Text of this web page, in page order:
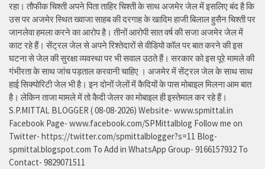
रहा। तौफीक चिश्ती अपने पिता ताहिर चिश्ती के साथ अजमेर जेल में इसलिए बंद है कि
उस पर अजमेर स्थित ख्वाजा साहब की दरगाह के खादिम हाजी बिलाल हुसैन चिश्ती पर
जानलेवा हमला करने का आरोप है। तीनों आरोपी सात वर्ष की सजा अजमेर जेल में
काट रहे हैं। सेंट्रल जेल से अपने रिश्तेदारों से वीडियो कॉल पर बात करने की इस
घटना से जेल की सुरक्षा व्यवस्था पर भी सवाल उठते हैं। सरकार को इस पूरे मामले की
गंभीरता के साथ जांच पड़ताल करवानी चाहिए । अजमेर में सेंट्रल जेल के साथ साथ
हाई सिक्योरिटी जेल भी है। इन दोनों जेलों में कैदियों के पास मोबाइल मिलना आम बात
है। लेकिन ताजा मामले में तो कैदी जेलर का मोबाइल ही इस्तेमाल कर रहे हैं।
S.P.MITTAL BLOGGER ( 08-08-2026) Website- www.spmittal.in
Facebook Page- www.facebook.com/SPMittalblog Follow me on
Twitter- https://twitter.com/spmittalblogger?s=11 Blog-
spmittal.blogspot.com To Add in WhatsApp Group- 9166157932 To
Contact- 9829071511